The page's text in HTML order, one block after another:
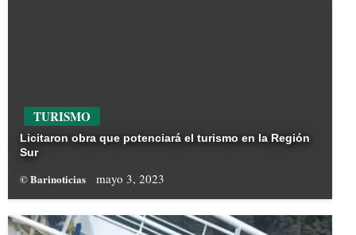
TURISMO
Licitaron obra que potenciará el turismo en la Región
Sur
© Barinoticias mayo 3, 2023